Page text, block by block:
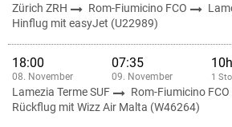
Zürich ZRH Rom-Fiumicino FCO
Hinflug mit easyJet (U22989)
18:00
08. November
07:35
09. November 1
Lamezia Terme SUF Rom-Fiumicino FCO
Rückflug mit Wizz Air Malta (W46264)